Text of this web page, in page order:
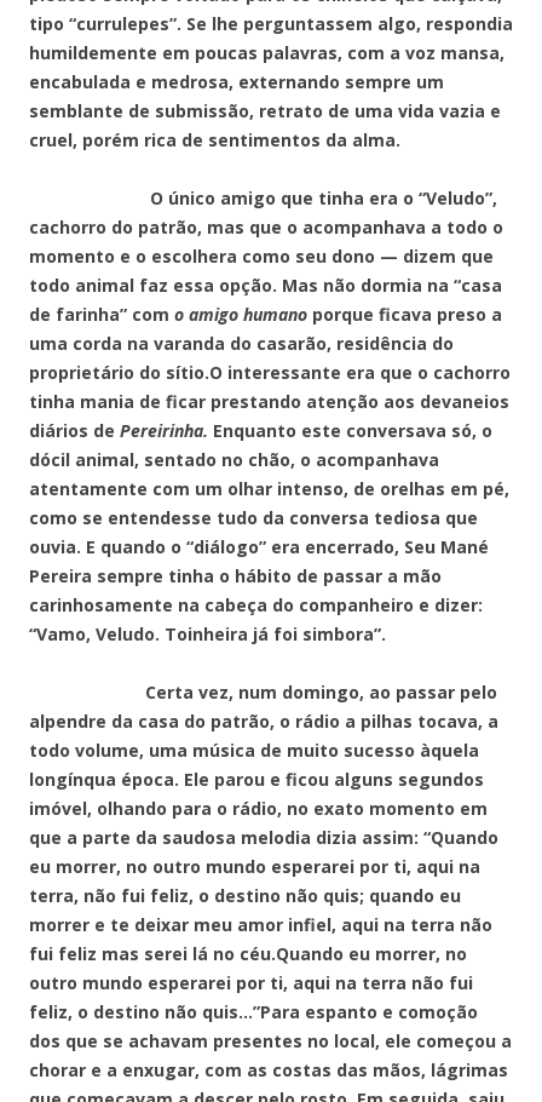
tipo “currulepes”. Se lhe perguntassem algo, respondia
humildemente em poucas palavras, com a voz mansa,
encabulada e medrosa, externando sempre um
semblante de submissão, retrato de uma vida vazia e
cruel, porém rica de sentimentos da alma.
O único amigo que tinha era o “Veludo”,
cachorro do patrão, mas que o acompanhava a todo o
momento e o escolhera como seu dono — dizem que
todo animal faz essa opção. Mas não dormia na “casa
de farinha” com o amigo humano porque ficava preso a
uma corda na varanda do casarão, residência do
proprietário do sítio.O interessante era que o cachorro
tinha mania de ficar prestando atenção aos devaneios
diários de Pereirinha. Enquanto este conversava só, o
dócil animal, sentado no chão, o acompanhava
atentamente com um olhar intenso, de orelhas em pé,
como se entendesse tudo da conversa tediosa que
ouvia. E quando o “diálogo” era encerrado, Seu Mané
Pereira sempre tinha o hábito de passar a mão
carinhosamente na cabeça do companheiro e dizer:
“Vamo, Veludo. Toinheira já foi simbora”.
Certa vez, num domingo, ao passar pelo
alpendre da casa do patrão, o rádio a pilhas tocava, a
todo volume, uma música de muito sucesso àquela
longínqua época. Ele parou e ficou alguns segundos
imóvel, olhando para o rádio, no exato momento em
que a parte da saudosa melodia dizia assim: “Quando
eu morrer, no outro mundo esperarei por ti, aqui na
terra, não fui feliz, o destino não quis; quando eu
morrer e te deixar meu amor infiel, aqui na terra não
fui feliz mas serei lá no céu.Quando eu morrer, no
outro mundo esperarei por ti, aqui na terra não fui
feliz, o destino não quis…”Para espanto e comoção
dos que se achavam presentes no local, ele começou a
chorar e a enxugar, com as costas das mãos, lágrimas